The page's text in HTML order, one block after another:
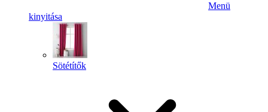
Menü
kinyitása
Sötétítők